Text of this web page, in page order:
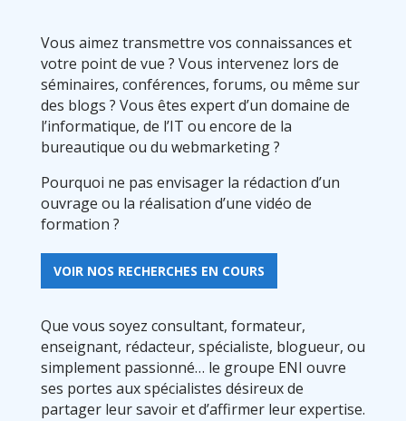
Vous aimez transmettre vos connaissances et
votre point de vue ? Vous intervenez lors de
séminaires, conférences, forums, ou même sur
des blogs ? Vous êtes expert d’un domaine de
l’informatique, de l’IT ou encore de la
bureautique ou du webmarketing ?
Pourquoi ne pas envisager la rédaction d’un
ouvrage ou la réalisation d’une vidéo de
formation ?
VOIR NOS RECHERCHES EN COURS
Que vous soyez consultant, formateur,
enseignant, rédacteur, spécialiste, blogueur, ou
simplement passionné… le groupe ENI ouvre
ses portes aux spécialistes désireux de
partager leur savoir et d’affirmer leur expertise.